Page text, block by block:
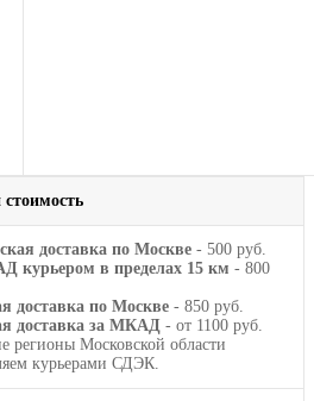
доставка по Москве - 500 руб.
курьером в пределах 15 км - 800
доставка по Москве - 850 руб.
доставка за МКАД - от 1100 руб.
регионы Московской области
курьерами СДЭК.